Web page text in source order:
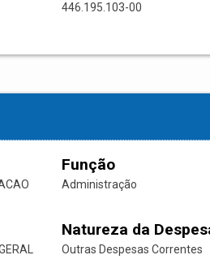
446.195.103-00
Função
Administração
Natureza da
Outras Despesas Correntes